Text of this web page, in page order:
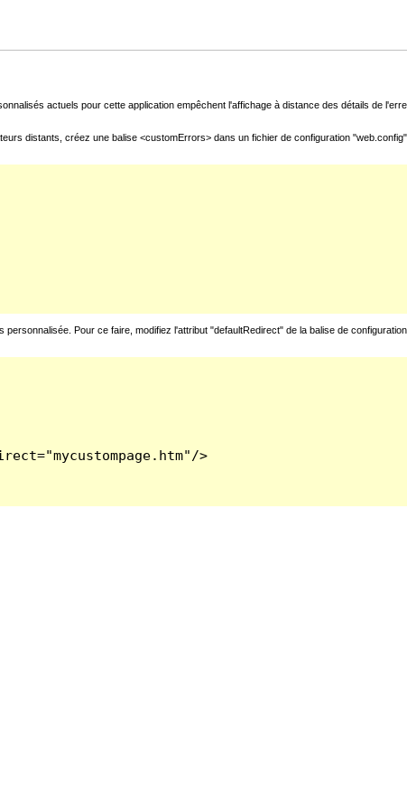
actuels pour cette application empêchent l'affichage à distance des détails de
distants, créez une balise <customErrors> dans un fichier de configuration
Pour ce faire, modifiez l'attribut "defaultRedirect" de la balise de
>